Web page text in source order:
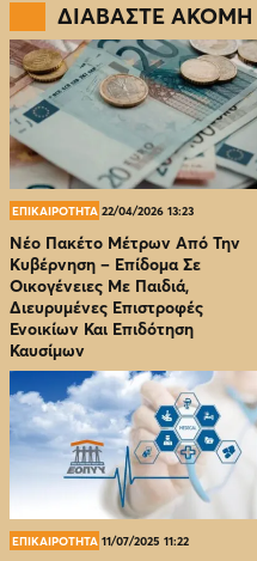
ΔΙΑΒΑΣΤΕ ΑΚΟΜΗ
ΕΠΙΚΑΙΡΟΤΗΤΑ 22/04/2026 13:23
Νέο Πακέτο Μέτρων Από Την
Κυβέρνηση – Επίδομα Σε
Οικογένειες Με Παιδιά,
Διευρυμένες Επιστροφές
Ενοικίων Και Επιδότηση
Καυσίμων
ΕΠΙΚΑΙΡΟΤΗΤΑ 11/07/2025 11:22